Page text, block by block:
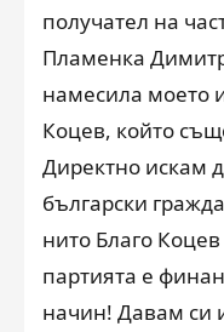
получател на
Пламенка
намесила моето
Коцев, който
Директно искам
български
нито Благо
партията е
начин! Давам си